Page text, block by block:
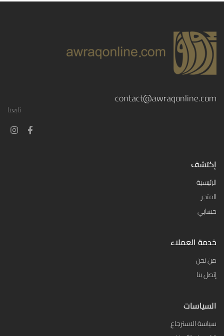
contact@awraqonline.com
تابعنا
إكتشف
الرئيسية
المتجر
حسابي
خدمة العملاء
من نحن
إتصل بنا
السياسات
سياسة الاسترجاع